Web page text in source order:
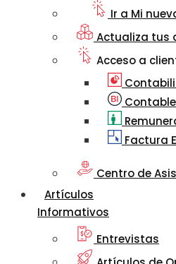
Ir a Mi
Actualiza tus
Acceso a
Contable
Factura
Centro de
Artículos
Informativos
Entrevistas